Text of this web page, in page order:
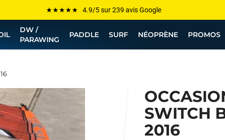
Les plus grandes marques sont chez Funway
Jusqu’à -75% de remise sur le windsurf, wingfoil, etc...
💰 Meilleur prix garanti — Moins cher ailleurs ? On s’aligne !
DW /
PARAWING
PADDLE SURF NÉOPRÈNE PROMOS
SWITCH
2016